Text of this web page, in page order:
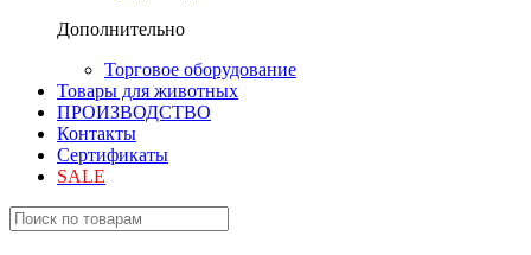
Дополнительно
Торговое оборудование
Товары для животных
ПРОИЗВОДСТВО
Контакты
Сертификаты
SALE